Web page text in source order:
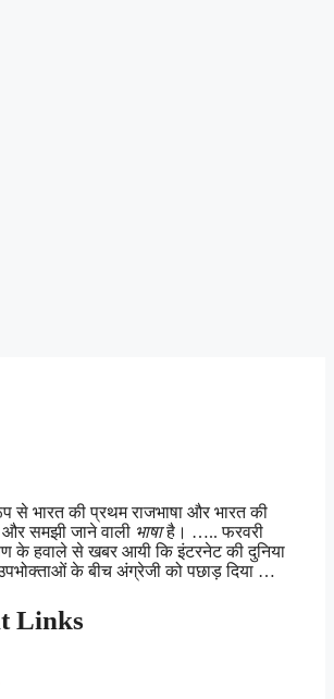
से भारत की प्रथम राजभाषा और भारत की
समझी जाने वाली भाषाहै। ….. फरवरी
के हवाले से खबर आयी कि इंटरनेट की दुनिया
के बीच अंग्रेजी को पछाड़ दिया …
Links